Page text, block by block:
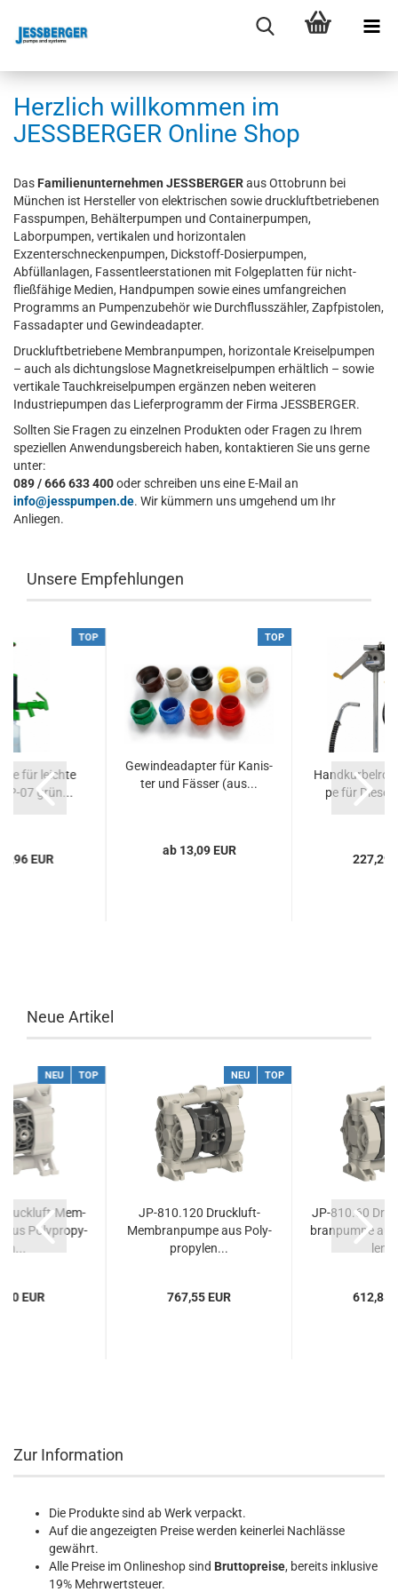
Herzlich willkommen im
JESSBERGER Online Shop
Das Familienunternehmen JESSBERGERaus Ottobrunn bei
München ist Hersteller von elektrischen sowie druckluftbetriebenen
Fasspumpen, Behälterpumpen und Containerpumpen,
Laborpumpen, vertikalen und horizontalen
Exzenterschneckenpumpen, Dickstoff-Dosierpumpen,
Abfüllanlagen, Fassentleerstationen mit Folgeplatten für nicht-
fließfähige Medien, Handpumpen sowie eines umfangreichen
Programms an Pumpenzubehör wie Durchflusszähler, Zapfpistolen,
Fassadapter und Gewindeadapter.
Druckluftbetriebene Membranpumpen, horizontale Kreiselpumpen
– auch als dichtungslose Magnetkreiselpumpen erhältlich – sowie
vertikale Tauchkreiselpumpen ergänzen neben weiteren
Industriepumpen das Lieferprogramm der Firma JESSBERGER.
Sollten Sie Fragen zu einzelnen Produkten oder Fragen zu Ihrem
speziellen Anwendungsbereich haben, kontaktieren Sie uns gerne
unter:
089 / 666 633 400oder schreiben uns eine E-Mail an
info@jesspumpen.de. Wir kümmern uns umgehend um Ihr
Anliegen.
Unsere Empfehlungen
TOP
für leich­te
07 grün...
EUR
TOP
Ge­win­de­ad­ap­ter für Ka­nis­
ter und Fäs­ser (aus...
ab 13,09 EUR
pe für
227,29
Neue Artikel
NEU TOP
​​Mem­
aus Po­ly­pro­py­
len...
EUR
NEU TOP
JP-​810.120 Druckluft-​​
Mem­bran­pum­pe aus Po­ly­
pro­py­len...
767,55 EUR
JP-​810.60
bran­pum­pe
len...
612,85
Zur Information
Die Produkte sind ab Werk verpackt.
Auf die angezeigten Preise werden keinerlei Nachlässe
gewährt.
Alle Preise im Onlineshop sind Bruttopreise, bereits inklusive
19% Mehrwertsteuer.